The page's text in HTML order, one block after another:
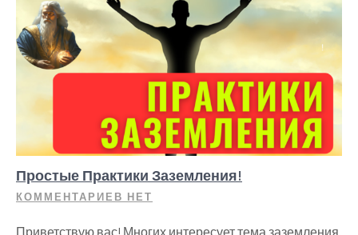
Простые Практики Заземления!
КОММЕНТАРИЕВ НЕТ